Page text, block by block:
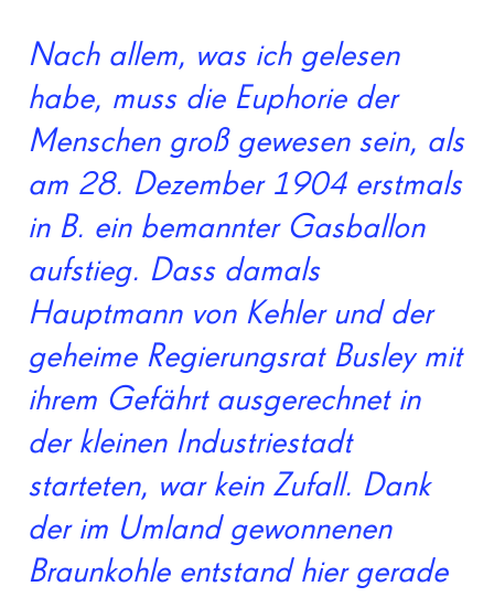
Nach allem, was ich gelesen
habe, muss die Euphorie der
Menschen groß gewesen sein, als
am 28. Dezember 1904 erstmals
in B. ein bemannter Gasballon
aufstieg. Dass damals
Hauptmann von Kehler und der
geheime Regierungsrat Busley mit
ihrem Gefährt ausgerechnet in
der kleinen Industriestadt
starteten, war kein Zufall. Dank
der im Umland gewonnenen
Braunkohle entstand hier gerade